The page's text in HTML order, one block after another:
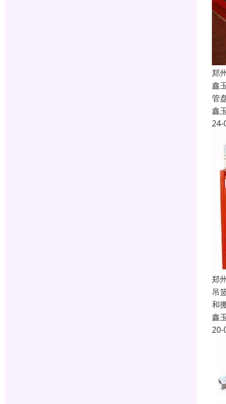
郑
鑫
管
鑫
24-
郑
吊
和
鑫
20-